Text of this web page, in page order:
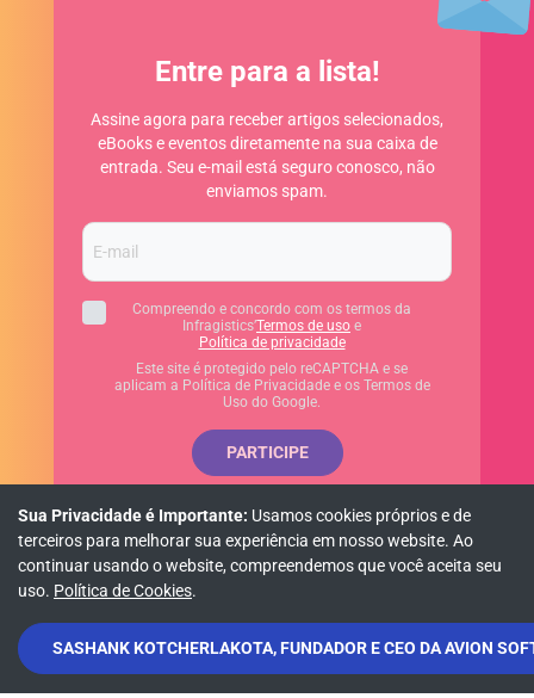
Entre para a lista!
Assine agora para receber artigos selecionados,
eBooks e eventos diretamente na sua caixa de
entrada. Seu e-mail está seguro conosco, não
enviamos spam.
Compreendo e concordo com os termos da
Infragistics’Termos de uso e
Política de privacidade
Este site é protegido pelo reCAPTCHA e se
aplicam a Política de Privacidade e os Termos de
Uso do Google.
PARTICIPE
Política de privacidade Política de cookies Termos de uso
© Copyright 2026 INFRAGISTICS. Todos os direitos reservados.
Sua Privacidade é Importante: Usamos cookies próprios e de
terceiros para melhorar sua experiência em nosso website. Ao
continuar usando o website, compreendemos que você aceita seu
uso. Política de Cookies.
SASHANK KOTCHERLAKOTA, FUNDADOR E CEO DA AVION